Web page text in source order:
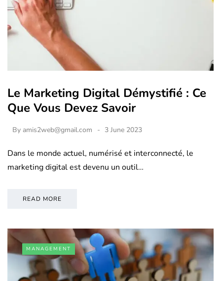
Le Marketing Digital Démystifié : Ce
Que Vous Devez Savoir
By amis2web@gmail.com 3 June 2023
Dans le monde actuel, numérisé et interconnecté, le
marketing digital est devenu un outil…
READ MORE
MANAGEMENT